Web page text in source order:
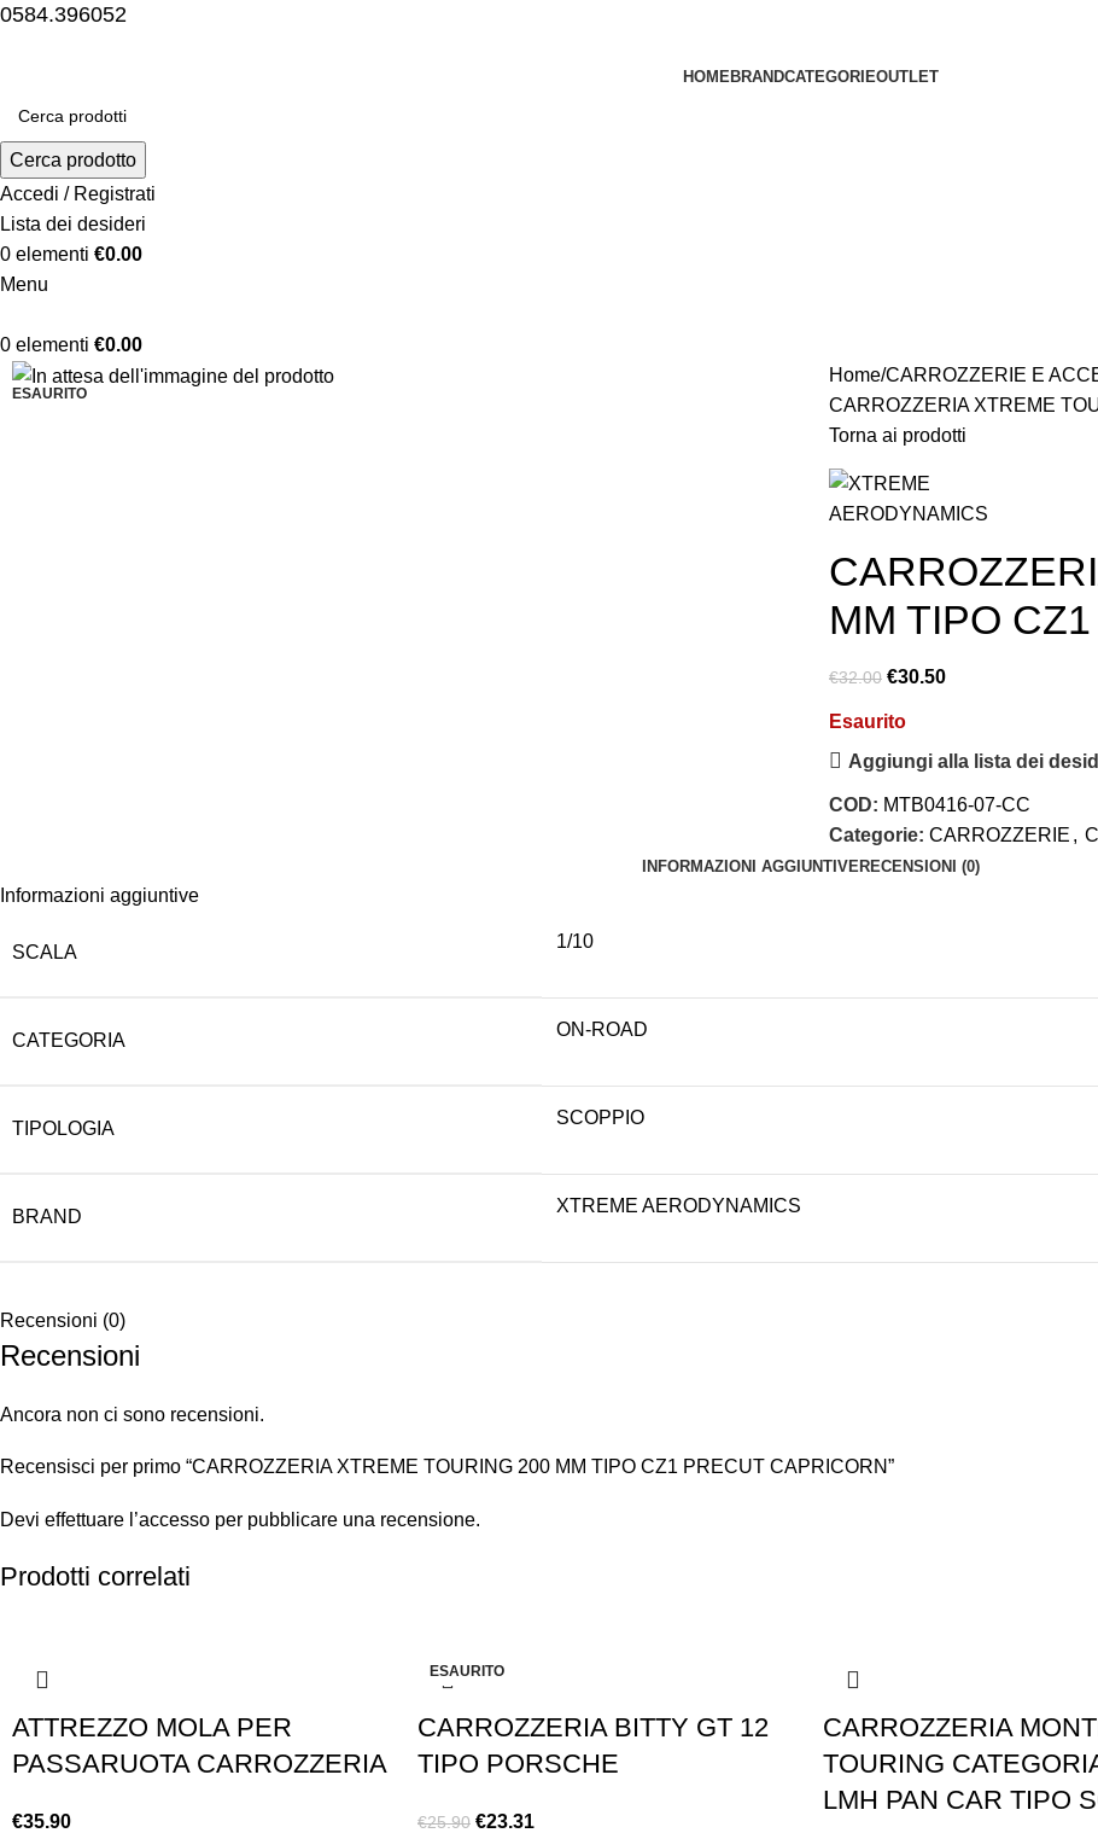
0584.396052
HOMEBRANDCATEGORIEOUTLET
Cerca prodotto
Accedi / Registrati
Lista dei desideri
0 elementi €0.00
Menu
0 elementi €0.00
-5%
ESAURITO
Home CARROZZERIE E
CARROZZERIA XTREME
Torna ai prodotti
MM TIPO
€32.00 €30.50
Esaurito
Aggiungi alla lista dei
COD: MTB0416-07-CC
Categorie: CARROZZERIE ,
INFORMAZIONI AGGIUNTIVERECENSIONI (0)
Informazioni aggiuntive
SCALA
1/10
CATEGORIA
ON-ROAD
TIPOLOGIA
SCOPPIO
BRAND
XTREME AERODYNAMICS
Recensioni (0)
Recensioni
Ancora non ci sono recensioni.
Recensisci per primo “CARROZZERIA XTREME TOURING 200 MM TIPO CZ1 PRECUT CAPRICORN”
Devi effettuare l’accesso per pubblicare una recensione.
Prodotti correlati
ATTREZZO MOLA PER
PASSARUOTA CARROZZERIA
€35.90
ESAURITO
CARROZZERIA BITTY GT 12
TIPO PORSCHE
€25.90 €23.31
CARROZZERIA
TOURING
LMH PAN CAR TIPO